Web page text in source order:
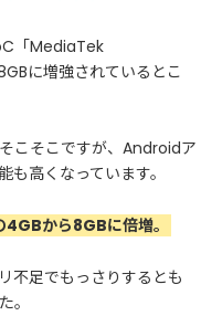
「MediaTek
に増強されているとこ
こそこですが、Androidア
高くなっています。
から8GBに倍増。
不足でもっさりするとも
。